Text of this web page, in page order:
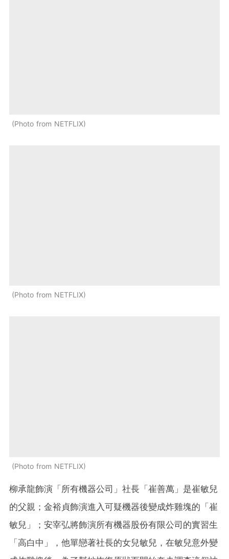
Photo from NETFLIX
Photo from NETFLIX
Photo from NETFLIX
柳承龍飾演「所有機器公司」社長「崔善萬」是崔敏兒
的父親；金裕貞飾演進入可疑機器後變成炸雞塊的「崔
敏兒」；安宰弘將飾演所有機器股份有限公司的實習生
「高白中」，他單戀著社長的女兒敏兒，在敏兒意外變